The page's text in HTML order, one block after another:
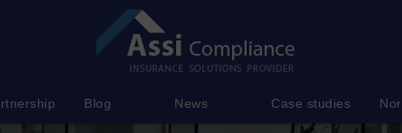
Blog News Case studies